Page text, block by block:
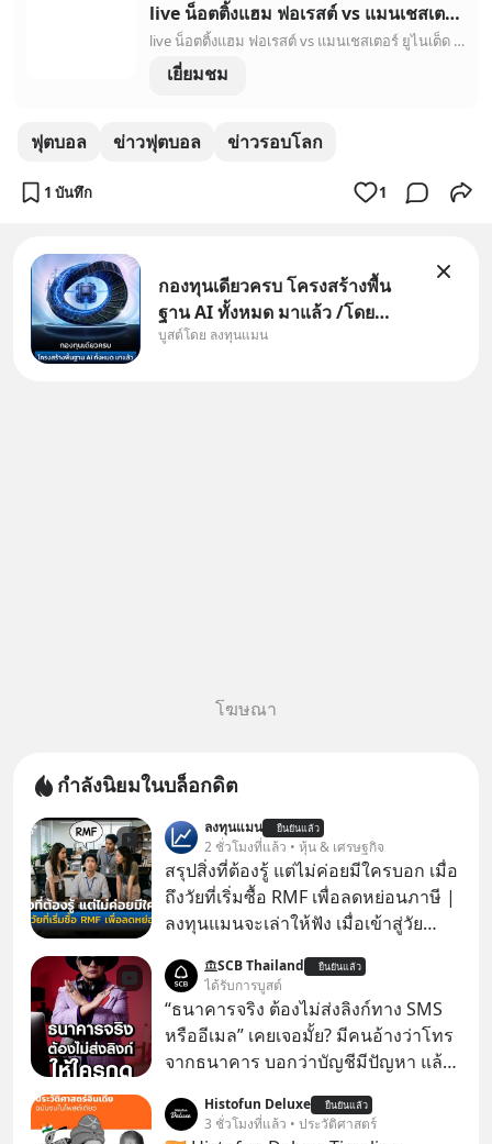
live น็อตติ้งแฮม ฟอเรสต์ vs แมนเชสเตอร์ ยูไนเต็ด ถ่ายทอดสด, ถ่ายทอดสด พรีเมียร์ลีก - keelalive
live น็อตติ้งแฮม ฟอเรสต์ vs แมนเชสเตอร์ ยูไนเต็ด ถ่ายทอดสดฟรี, ถ่ายทอดสด ดูบอลสด พรีเมียร์ลีก, ดูบอลสด, ดูกีฬาออนไลน์ ดูบอลสด,รายงานการแข่งขัน, การทำประตู,ผู้เล่นตัวจริง | keelalive,808thai
เยี่ยมชม
ฟุตบอล ข่าวฟุตบอล ข่าวรอบโลก
1 บันทึก 1
กองทุนเดียวครบ โครงสร้างพื้น
ฐาน AI ทั้งหมด มาแล้ว /โดย
ลงทุนแมน AI Supercycle คือช่วง
บูสต์โดย ลงทุนแมน
โฆษณา
กำลังนิยมในบล็อกดิต
ลงทุนแมน ยืนยันแล้ว
2 ชั่วโมงที่แล้ว • หุ้น & เศรษฐกิจ
สรุปสิ่งที่ต้องรู้ แต่ไม่ค่อยมีใครบอก เมื่อ
ถึงวัยที่เริ่มซื้อ RMF เพื่อลดหย่อนภาษี |
ลงทุนแมนจะเล่าให้ฟัง เมื่อเข้าสู่วัย
ภาษี หลายคนมักได้รับคำแนะนำให้
ลงทุนใน RMF เพราะนอกจากจะช่วยลด
หย่อนภาษีได้แล้ว ยังเป็นโอกาสในการ
สร้างความมั่งคั่งระยะยาว แต่น้อยคน
อะไรบ้าง ควรดู ตรงไหน ทำอย่างไร ถึง
จะดีกับเรา แล้วเราควรรู้ข้อมูลอะไร
SCB Thailand ยืนยันแล้ว
ได้รับการบูสต์
“ธนาคารจริง ต้องไม่ส่งลิงก์ทาง SMS
หรืออีเมล” เคยเจอมั้ย? มีคนอ้างว่าโทร
จากธนาคาร บอกว่าบัญชีมีปัญหา แล้ว
ทันที มาฟัง “ป้าเก๋าเล่ากลโกง” เพื่อรู้ทัน
Histofun Deluxe ยืนยันแล้ว
3 ชั่วโมงที่แล้ว • ประวัติศาสตร์